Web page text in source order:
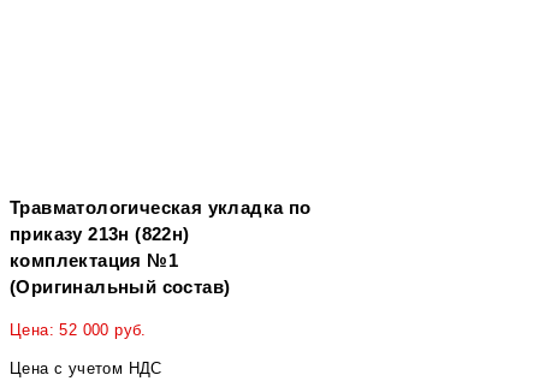
Травматологическая укладка по
приказу 213н (822н)
комплектация №1
(Оригинальный состав)
Цена:52 000 руб.
Цена с учетом НДС